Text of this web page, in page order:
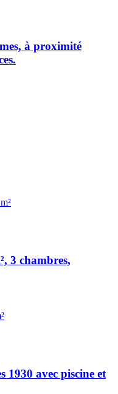
à proximité
3 chambres,
1930 avec piscine et